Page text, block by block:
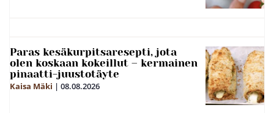
Paras kesäkurpitsaresepti, jota
olen koskaan kokeillut – kermainen
pinaatti-juustotäyte
Kaisa Mäki | 08.08.2026